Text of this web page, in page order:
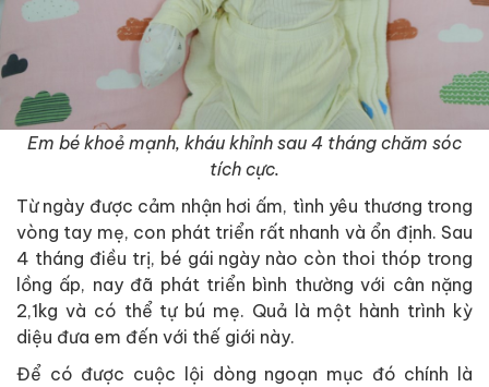
Em bé khoẻ mạnh, kháu khỉnh sau 4 tháng chăm sóc
tích cực.
Từ ngày được cảm nhận hơi ấm, tình yêu thương trong
vòng tay mẹ, con phát triển rất nhanh và ổn định. Sau
4 tháng điều trị, bé gái ngày nào còn thoi thóp trong
lồng ấp, nay đã phát triển bình thường với cân nặng
2,1kg và có thể tự bú mẹ. Quả là một hành trình kỳ
diệu đưa em đến với thế giới này.
Để có được cuộc lội dòng ngoạn mục đó chính là